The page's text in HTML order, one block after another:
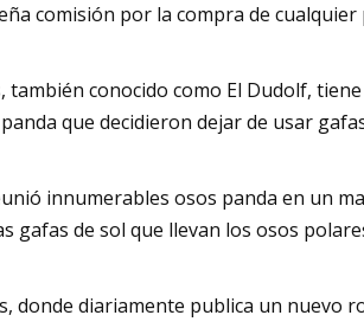
comisión por la compra de
conocido como El Dudolf,
que decidieron dejar de usar
innumerables osos panda en un
gafas de sol que llevan los osos
donde diariamente publica un nuevo